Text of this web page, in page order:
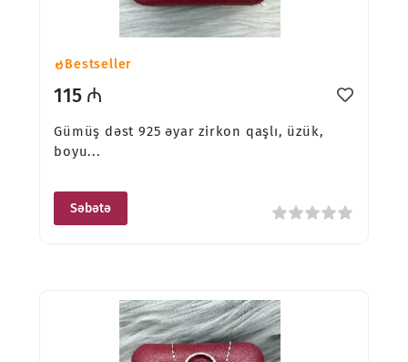
Bestseller
115 ₼
Gümüş dəst 925 əyar zirkon qaşlı, üzük,
boyu...
Səbətə